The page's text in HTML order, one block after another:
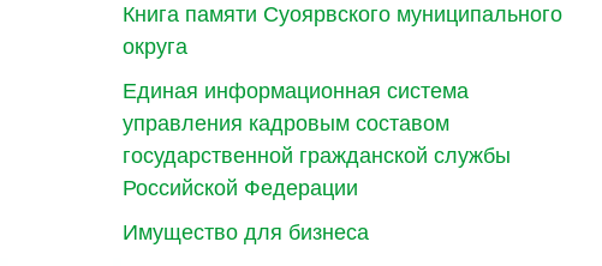
Книга памяти Суоярвского муниципального
округа
Единая информационная система
управления кадровым составом
государственной гражданской службы
Российской Федерации
Имущество для бизнеса